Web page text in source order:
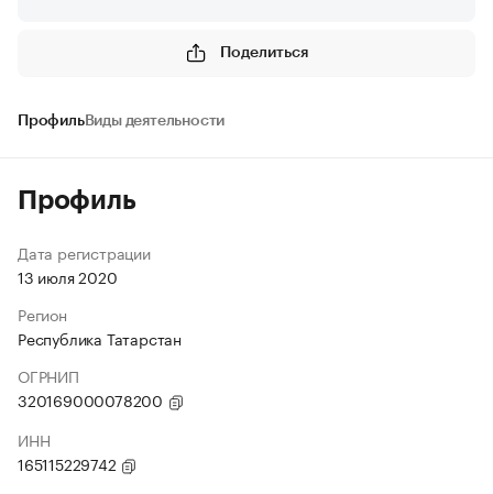
Поделиться
ПрофильВиды деятельности
Профиль
Дата регистрации
13 июля 2020
Регион
Республика Татарстан
ОГРНИП
320169000078200
ИНН
165115229742